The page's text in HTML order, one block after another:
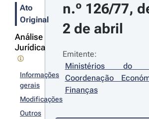
Ato
Original
Análise
Jurídica
Informações
gerais
Modificações
Outros
n.º 126/77,
2 de abril
Emitente:
Ministérios do
Coordenação
Finanças